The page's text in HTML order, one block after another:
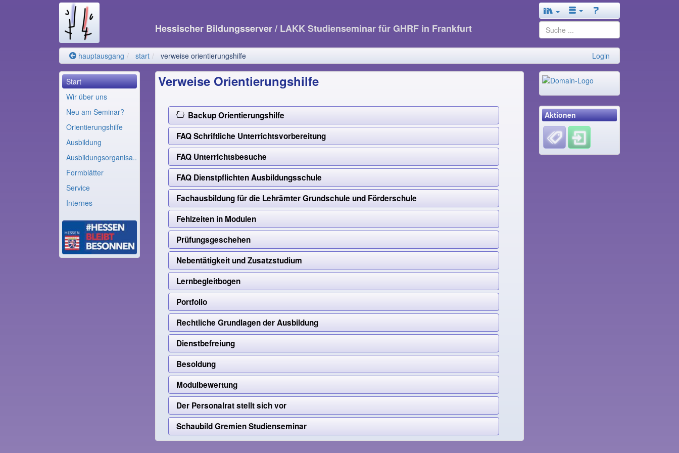
Hessischer Bildungsserver/ LAKK Studienseminar für GHRF in Frankfurt
hauptausgang start verweise orientierungshilfe Login
Start
Wir über uns
Neu am Seminar?
Orientierungshilfe
Ausbildung
Ausbildungsorganisa..
Formblätter
Service
Internes
Verweise Orientierungshilfe
Backup Orientierungshilfe
FAQ Schriftliche Unterrichtsvorbereitung
FAQ Unterrichtsbesuche
FAQ Dienstpflichten Ausbildungsschule
Fachausbildung für die Lehrämter Grundschule und Förderschule
Fehlzeiten in Modulen
Prüfungsgeschehen
Nebentätigkeit und Zusatzstudium
Lernbegleitbogen
Portfolio
Rechtliche Grundlagen der Ausbildung
Dienstbefreiung
Besoldung
Modulbewertung
Der Personalrat stellt sich vor
Schaubild Gremien Studienseminar
Aktionen